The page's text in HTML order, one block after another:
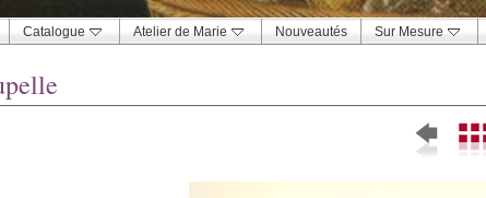
Catalogue Atelier de Marie Nouveautés Sur Mesure